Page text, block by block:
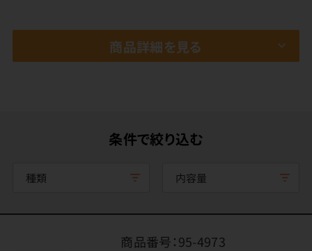
商品詳細を見る
条件で絞り込む
種類 内容量
商品番号：95-4973